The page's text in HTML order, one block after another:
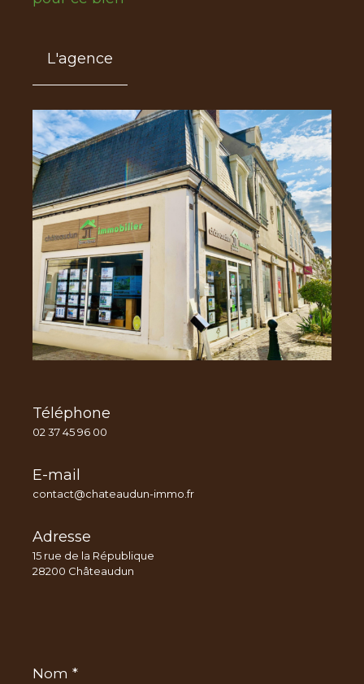
L'agence
Téléphone
02 37 45 96 00
E-mail
contact@chateaudun-immo.fr
Adresse
15 rue de la République
28200 Châteaudun
*